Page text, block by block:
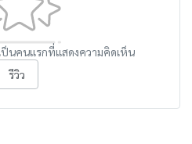
ป็นคนแรกที่แสดงความคิดเห็น
รีวิว